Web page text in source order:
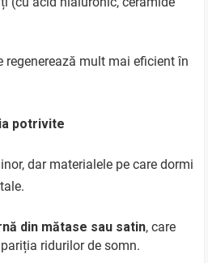
regenerează mult mai eficient în
potrivite
dar materialele pe care dormi
din mătase sau satin, care
ridurilor de somn.